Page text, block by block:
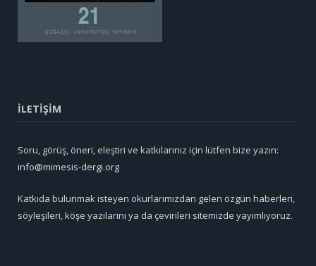
İLETİŞİM
Soru, görüş, öneri, eleştiri ve katkılarınız için lütfen bize yazın:
info@mimesis-dergi.org
Katkıda bulunmak isteyen okurlarımızdan gelen özgün haberleri,
söyleşileri, köşe yazılarını ya da çevirileri sitemizde yayımlıyoruz.